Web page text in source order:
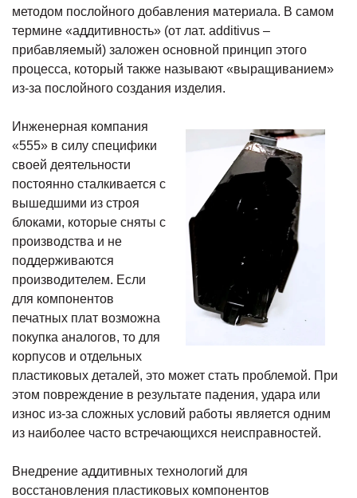
методом послойного добавления материала. В самом
термине «аддитивность» (от лат. additivus –
прибавляемый) заложен основной принцип этого
процесса, который также называют «выращиванием»
из-за послойного создания изделия.
Инженерная компания
«555» в силу специфики
своей деятельности
постоянно сталкивается с
вышедшими из строя
блоками, которые сняты с
производства и не
поддерживаются
производителем. Если
для компонентов
печатных плат возможна
покупка аналогов, то для
корпусов и отдельных
пластиковых деталей, это может стать проблемой. При
этом повреждение в результате падения, удара или
износ из-за сложных условий работы является одним
из наиболее часто встречающихся неисправностей.
Внедрение аддитивных технологий для
восстановления пластиковых компонентов